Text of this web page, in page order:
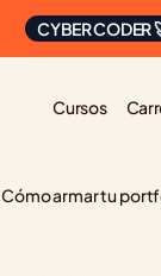
CYBER CODER
Cursos
Cómo armar tu